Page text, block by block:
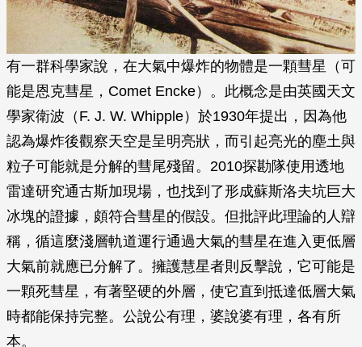
有一群科學家說，在大氣中爆炸的物體是一顆彗星（可
能是恩克彗星，Comet Encke）。此概念是由英國天文
學家衛波（F. J. W. Whipple）於1930年提出，因為他
認為爆炸後觀察天空是呈明亮狀，而引起亮光的塵土與
粒子可能就是分解的彗尾殘留。2010探勘隊使用透地
雷達研究通古斯加現場，也找到了形成蘇斯洛夫坑巨大
冰塊的證據，頗符合彗星的假設。但批評此理論的人辯
稱，循這麼淺層軌道運行通過大氣的彗星在進入更低層
大氣前就應已分解了。擁護慧星者則反擊說，它可能是
一顆死彗星，有著堅硬的外層，使它直到抵達低層大氣
時都能保持完整。公說公有理，婆說婆有理，各有所
本。